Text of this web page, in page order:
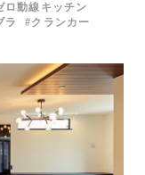
ロ動線キッチン
ラ クランカー